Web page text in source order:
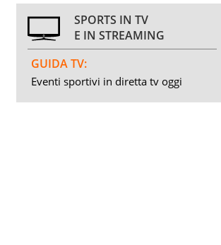
SPORTS IN TV
E IN STREAMING
GUIDA TV:
Eventi sportivi in diretta tv oggi